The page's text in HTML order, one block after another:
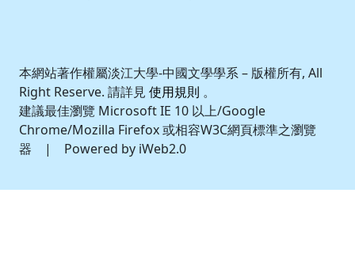
本網站著作權屬淡江大學-中國文學學系 – 版權所有, All
Right Reserve. 請詳見 使用規則 。
建議最佳瀏覽 Microsoft IE 10 以上/Google
Chrome/Mozilla Firefox 或相容W3C網頁標準之瀏覽
器 | Powered by iWeb2.0